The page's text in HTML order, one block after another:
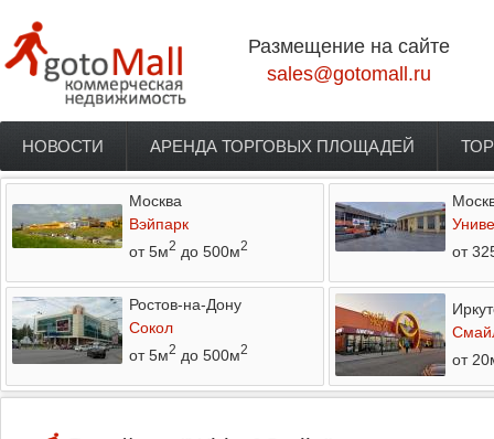
Размещение на сайте
sales@gotomall.ru
Главное меню
НОВОСТИ АРЕНДА ТОРГОВЫХ ПЛОЩАДЕЙ
Москва
Вэйпарк
от 5м2 до 500м2
от
Ростов-на-Дону
Сокол
от 5м2 до 500м2
от